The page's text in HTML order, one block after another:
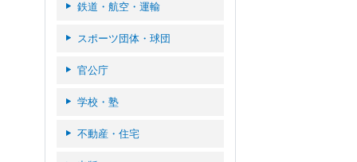
鉄道・航空・運輸
スポーツ団体・球団
官公庁
学校・塾
不動産・住宅